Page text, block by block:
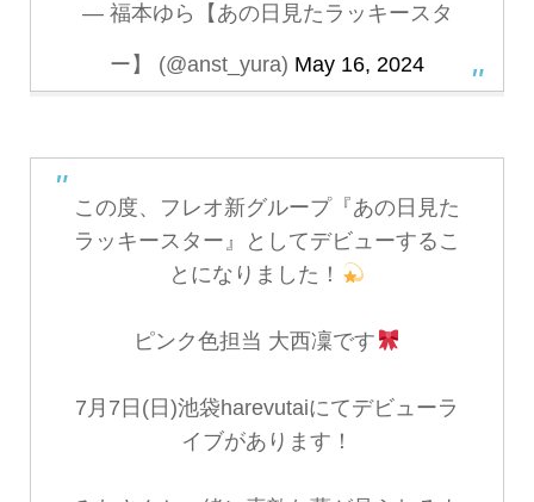
— 福本ゆら【あの日見たラッキースタ
ー】 (@anst_yura) May 16, 2024
この度、フレオ新グループ『あの日見た
ラッキースター』としてデビューするこ
とになりました！
ピンク色担当 大西凜です
7月7日(日)池袋harevutaiにてデビューラ
イブがあります！